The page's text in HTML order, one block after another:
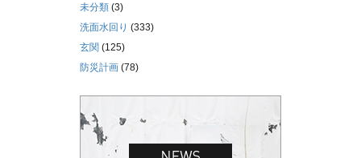
未分類 (3)
洗面水回り (333)
玄関 (125)
防災計画 (78)